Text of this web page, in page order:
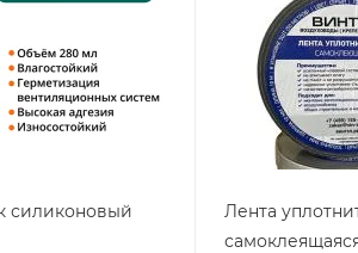
силиконовый
Лента